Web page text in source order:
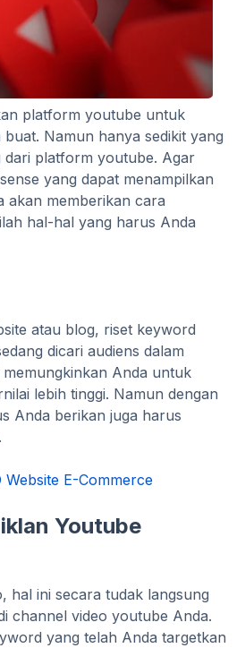
platform youtube untuk
Namun hanya sedikit yang
dari platform youtube. Agar
yang dapat menampilkan
akan memberikan cara
hal-hal yang harus Anda
atau blog, riset keyword
dicari audiens dalam
Anda untuk
lebih tinggi. Namun dengan
Anda berikan juga harus
E-Commerce
Youtube
hal ini secara tudak langsung
channel video youtube Anda.
yang telah Anda targetkan